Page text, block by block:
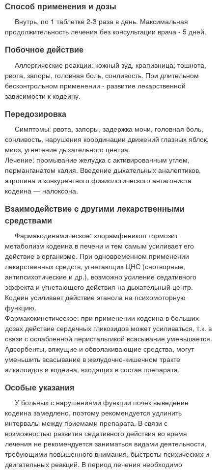
Способ применения и дозы
Внутрь, по 1 таблетке 2-3 раза в день. Максимальная
продолжительность лечения без консультации врача - 5 дней.
Побочное действие
Аллергические реакции: кожный зуд, крапивница; тошнота,
рвота, запоры, головная боль, сонливость. При длительном
бесконтрольном применении - развитие лекарственной
зависимости к кодеину.
Передозировка
Симптомы: рвота, запоры, задержка мочи, головная боль,
сонливость, нарушения координации движений глазных яблок,
миоз, угнетение дыхательного центра.
Лечение: промывание желудка с активированным углем,
перманганатом калия. Введение дыхательных аналептиков,
атропина и конкурентного физиологического антагониста
кодеина — налоксона.
Взаимодействие с другими лекарственными
средствами
Фармакодинамическое: хлорамфеникол тормозит
метаболизм кодеина в печени и тем самым усиливает его
действие в организме. При одновременном применении
лекарственных средств, угнетающих ЦНС (снотворные,
антипсихотические и др.), возможно усиление седативного
эффекта и угнетающего действия на дыхательный центр.
Кодеин усиливает действие этанола на психомоторную
функцию.
Фармакокинетическое: при применении кодеина в больших
дозах действие сердечных гликозидов может усиливаться, т.к. в
связи с ослабленной перистальтикой всасывание уменьшается.
Адсорбенты, вяжущие и обволакивающие средства, могут
уменьшить всасывание в желудочно-кишечном тракте
алкалоидов и кодеина, входящих в состав препарата.
Особые указания
У больных с нарушениями функции почек выведение
кодеина замедлено, поэтому рекомендуется удлинить
интервалы между приемами препарата. В связи с
возможностью развития седативного действия во время
лечения не рекомендуется заниматься видами деятельности,
требующими повышенного внимания, быстроты психических и
двигательных реакций. В период лечения необходимо